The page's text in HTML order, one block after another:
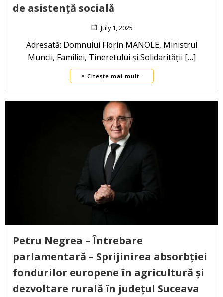
de asistență socială
July 1, 2025
Adresată: Domnului Florin MANOLE, Ministrul
Muncii, Familiei, Tineretului și Solidarității […]
Citește mai mult..
Petru Negrea – Întrebare
parlamentară – Sprijinirea absorbției
fondurilor europene în agricultură și
dezvoltare rurală în județul Suceava